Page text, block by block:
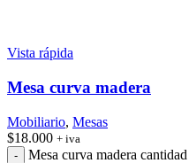
Vista rápida
Mesa curva madera
Mobiliario, Mesas
$18.000 + iva
Mesa curva madera cantidad